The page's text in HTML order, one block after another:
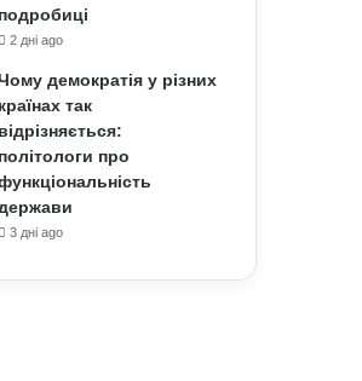
подробиці
2 дні ago
демократія у різних
країнах так
відрізняється:
політологи про
3 дні ago